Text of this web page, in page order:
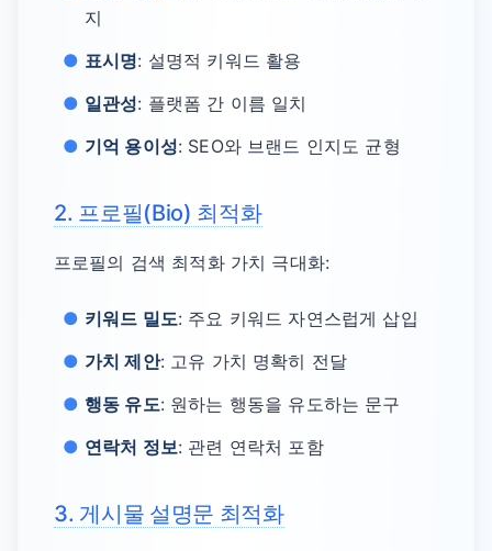
지
표시명: 설명적 키워드 활용
일관성: 플랫폼 간 이름 일치
기억 용이성: SEO와 브랜드 인지도 균형
2. 프로필(Bio) 최적화
프로필의 검색 최적화 가치 극대화:
키워드 밀도: 주요 키워드 자연스럽게 삽입
가치 제안: 고유 가치 명확히 전달
행동 유도: 원하는 행동을 유도하는 문구
연락처 정보: 관련 연락처 포함
3. 게시물 설명문 최적화